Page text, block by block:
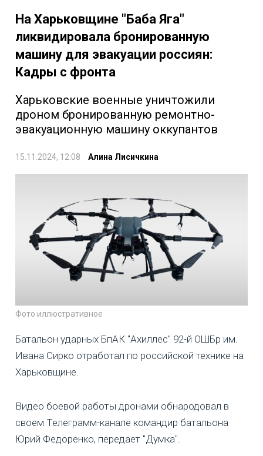
На Харьковщине "Баба Яга"
ликвидировала бронированную
машину для эвакуации россиян:
Кадры с фронта
Харьковские военные уничтожили
дроном бронированную ремонтно-
эвакуационную машину оккупантов
15.11.2024, 12:08 Алина Лисичкина
Фото иллюстративное
Батальон ударных БпАК "Ахиллес" 92-й ОШБр им.
Ивана Сирко отработал по российской технике на
Харьковщине.
Видео боевой работы дронами обнародовал в
своем Телеграмм-канале командир батальона
Юрий Федоренко, передает "Думка".